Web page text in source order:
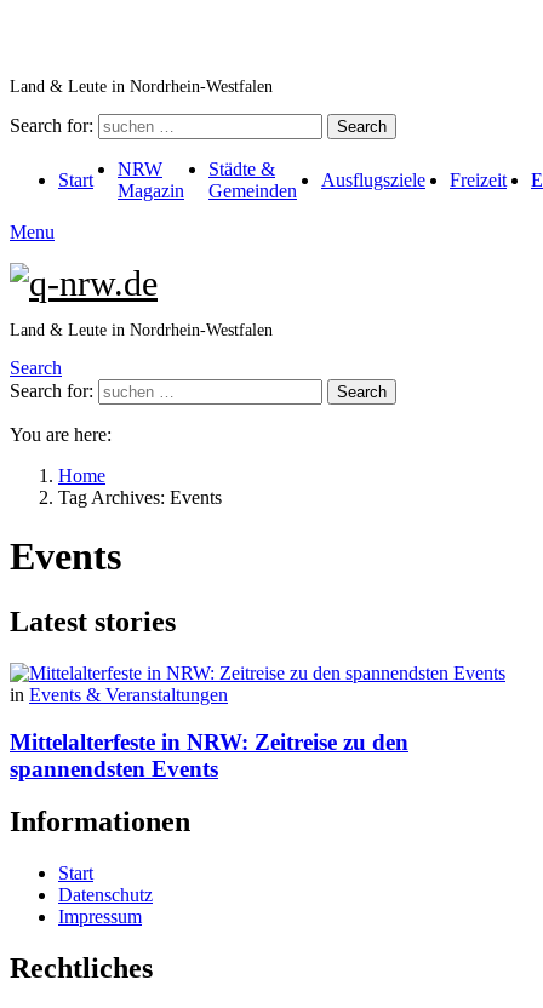
Land & Leute in Nordrhein-Westfalen
Search for: Search
Start
NRW
Magazin
Städte &
Gemeinden
Ausflugsziele Freizeit
Menu
Land & Leute in Nordrhein-Westfalen
Search
Search for:
Search
You are here:
Home
Tag Archives: Events
Events
Latest stories
in Events & Veranstaltungen
Mittelalterfeste in NRW: Zeitreise zu den
spannendsten Events
Informationen
Start
Datenschutz
Impressum
Rechtliches